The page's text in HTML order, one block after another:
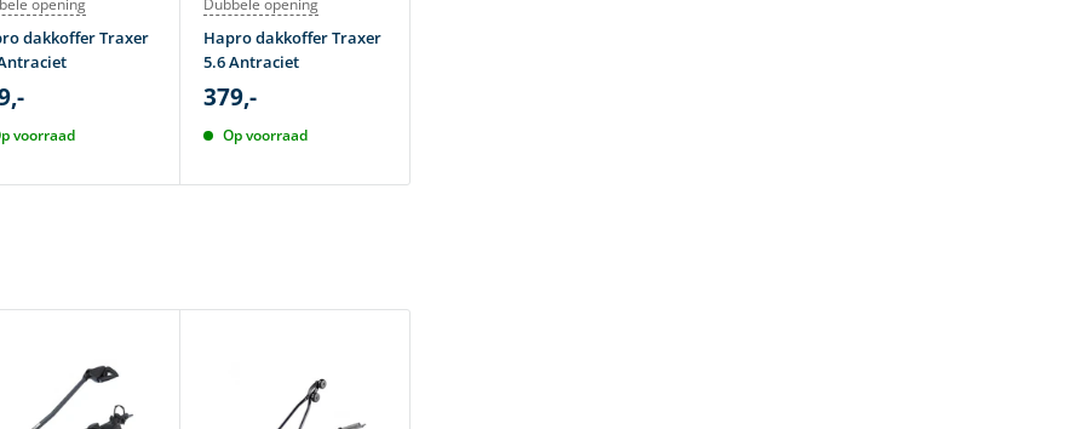
opening
dakkoffer Traxer
voorraad
Dubbele opening
Hapro dakkoffer Traxer
5.6 Antraciet
379,-
Op voorraad